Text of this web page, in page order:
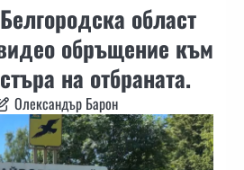
област
обръщение към
на отбраната.
Олександър Барон